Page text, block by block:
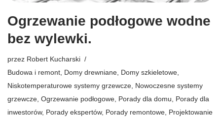
Ogrzewanie podłogowe wodne
bez wylewki.
przez Robert Kucharski
Budowa i remont Domy drewniane Domy szkieletowe
Niskotemperaturowe systemy grzewcze Nowoczesne systemy
grzewcze Ogrzewanie podłogowe Porady dla domu
Porady dla
inwestorów, Porady ekspertów, Porady remontowe Projektowanie